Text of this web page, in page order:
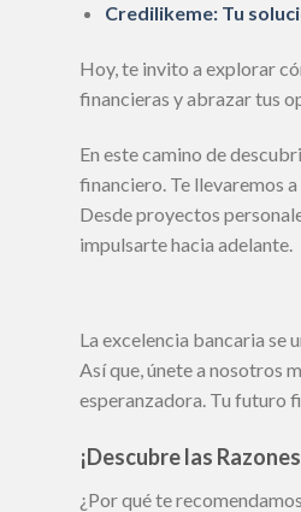
Credilikeme: Tu
Hoy, te invito a explorar
financieras y abrazar tus
En este camino de
financiero. Te llevaremos
Desde proyectos
impulsarte hacia adelante.
La excelencia bancaria se
Así que, únete a nosotros
esperanzadora. Tu futuro
¡Descubre las
¿Por qué te